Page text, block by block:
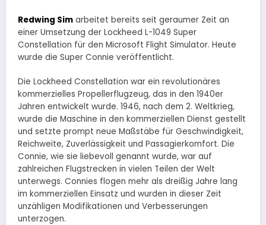
Redwing Sim arbeitet bereits seit geraumer Zeit an
einer Umsetzung der Lockheed L-1049 Super
Constellation für den Microsoft Flight Simulator. Heute
wurde die Super Connie veröffentlicht.
Die Lockheed Constellation war ein revolutionäres
kommerzielles Propellerflugzeug, das in den 1940er
Jahren entwickelt wurde. 1946, nach dem 2. Weltkrieg,
wurde die Maschine in den kommerziellen Dienst gestellt
und setzte prompt neue Maßstäbe für Geschwindigkeit,
Reichweite, Zuverlässigkeit und Passagierkomfort. Die
Connie, wie sie liebevoll genannt wurde, war auf
zahlreichen Flugstrecken in vielen Teilen der Welt
unterwegs. Connies flogen mehr als dreißig Jahre lang
im kommerziellen Einsatz und wurden in dieser Zeit
unzähligen Modifikationen und Verbesserungen
unterzogen.